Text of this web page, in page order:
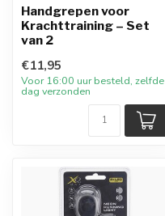
Handgrepen voor
Krachttraining – Set
van 2
€11,95
Voor 16:00 uur besteld, zelfde
dag verzonden